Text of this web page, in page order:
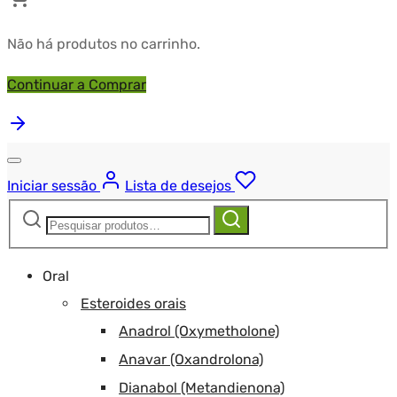
Não há produtos no carrinho.
Continuar a Comprar
Iniciar sessão
Lista de desejos
Pesquisar
Pesquisa
Oral
Esteroides orais
Anadrol (Oxymetholone)
Anavar (Oxandrolona)
Dianabol (Metandienona)